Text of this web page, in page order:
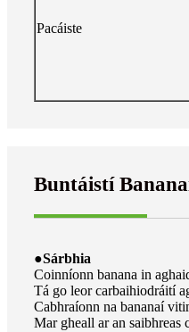
Pacáiste
Buntáistí
●Sárbhia
Coinníonn banana in
Tá go leor carbaihiodráití
Cabhraíonn na bananaí
Mar gheall ar an saibhreas